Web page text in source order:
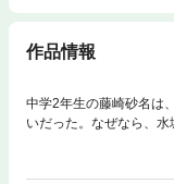
作品情報
中学2年生の藤崎砂名は
いだった。なぜなら、
―。くさなぎ俊祈が描く
リムゾン」で連載され